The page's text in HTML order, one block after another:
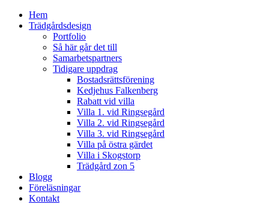
Hem
Trädgårdsdesign
Portfolio
Så här går det till
Samarbetspartners
Tidigare uppdrag
Bostadsrättsförening
Kedjehus Falkenberg
Rabatt vid villa
Villa 1. vid Ringsegård
Villa 2. vid Ringsegård
Villa 3. vid Ringsegård
Villa på östra gärdet
Villa i Skogstorp
Trädgård zon 5
Blogg
Föreläsningar
Kontakt